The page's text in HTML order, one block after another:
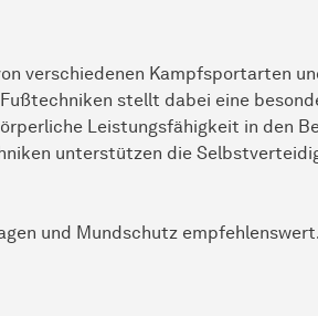
verschiedenen Kampfsportarten
stellt dabei eine
Leistungsfähigkeit in den
unterstützen die
und Mundschutz